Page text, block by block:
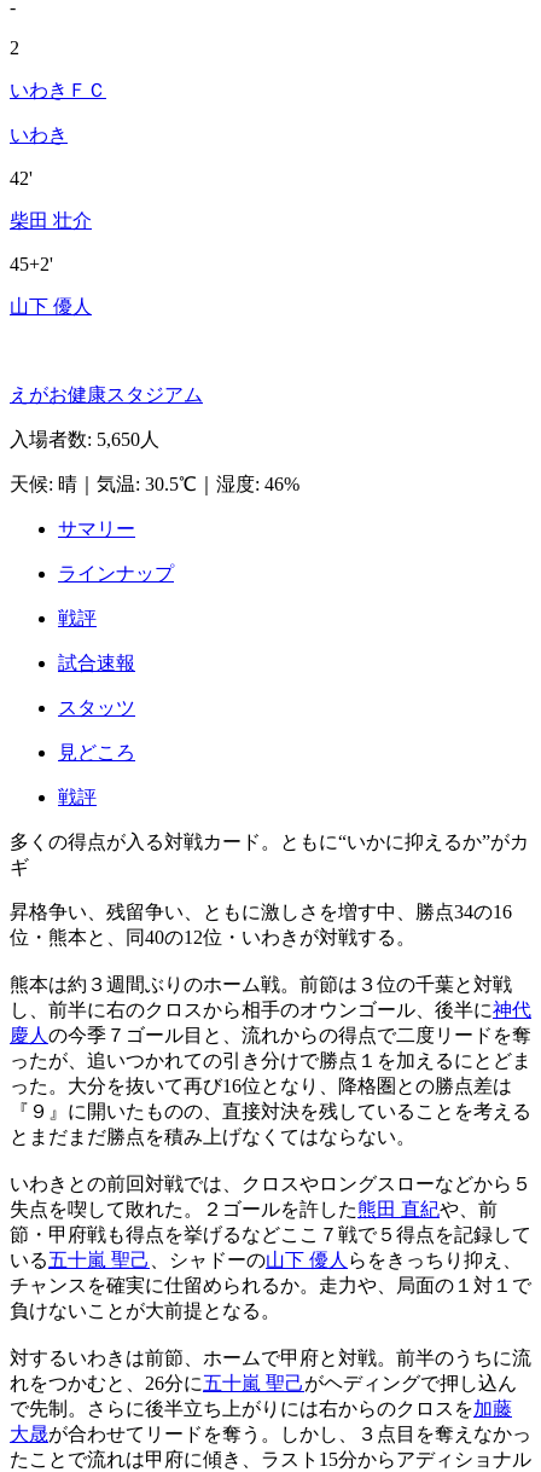
-
2
いわきＦＣ
いわき
42'
柴田 壮介
45+2'
山下 優人
えがお健康スタジアム
入場者数: 5,650人
天候: 晴 気温: 30.5℃ 湿度: 46%
サマリー
ラインナップ
戦評
試合速報
スタッツ
見どころ
戦評
多くの得点が入る対戦カード。ともに“いかに抑えるか”がカ
ギ
昇格争い、残留争い、ともに激しさを増す中、勝点34の16
位・熊本と、同40の12位・いわきが対戦する。
熊本は約３週間ぶりのホーム戦。前節は３位の千葉と対戦
し、前半に右のクロスから相手のオウンゴール、後半に神代
慶人 の今季７ゴール目と、流れからの得点で二度リードを奪
ったが、追いつかれての引き分けで勝点１を加えるにとどま
った。大分を抜いて再び16位となり、降格圏との勝点差は
『９』に開いたものの、直接対決を残していることを考える
とまだまだ勝点を積み上げなくてはならない。
いわきとの前回対戦では、クロスやロングスローなどから５
失点を喫して敗れた。２ゴールを許した熊田 直紀や、前
節・甲府戦も得点を挙げるなどここ７戦で５得点を記録して
いる五十嵐 聖己 、シャドーの山下 優人 らをきっちり抑え、
チャンスを確実に仕留められるか。走力や、局面の１対１で
負けないことが大前提となる。
対するいわきは前節、ホームで甲府と対戦。前半のうちに流
れをつかむと、26分に五十嵐 聖己がヘディングで押し込ん
で先制。さらに後半立ち上がりには右からのクロスを加藤
大晟が合わせてリードを奪う。しかし、３点目を奪えなかっ
たことで流れは甲府に傾き、ラスト15分からアディショナル